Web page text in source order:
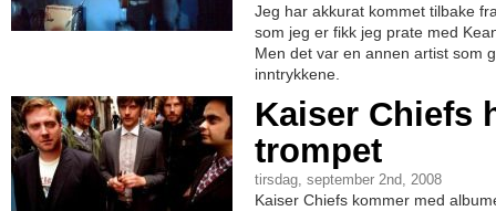
Jeg har akkurat kommet tilbake
som jeg er fikk jeg prate med
Men det var en annen artist som
inntrykkene.
Kaiser Chiefs
trompet
tirsdag, september 2nd, 2008
Kaiser Chiefs kommer med